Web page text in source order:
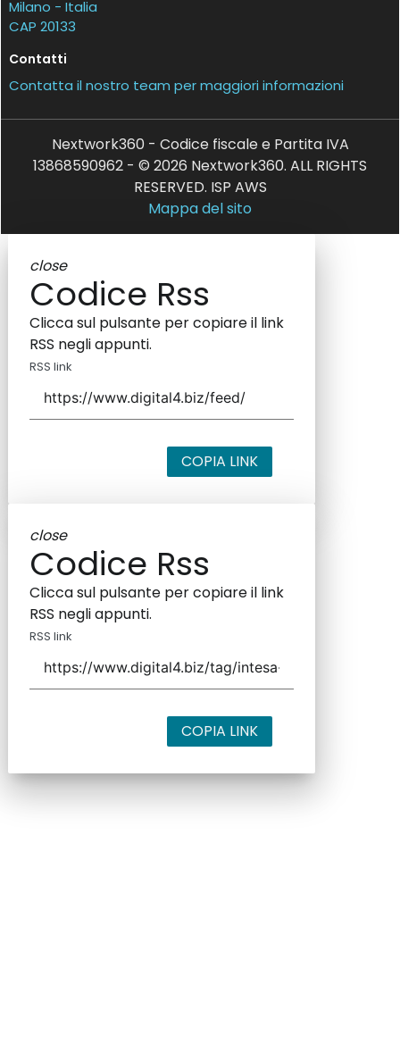
Milano - Italia
CAP 20133
Contatti
Contatta il nostro team per maggiori informazioni
Nextwork360 - Codice fiscale e Partita IVA
13868590962 - © 2026 Nextwork360. ALL RIGHTS
RESERVED. ISP AWS
Mappa del sito
close
Codice Rss
Clicca sul pulsante per copiare il link
RSS negli appunti.
RSS link
COPIA LINK
close
Codice Rss
Clicca sul pulsante per copiare il link
RSS negli appunti.
RSS link
COPIA LINK